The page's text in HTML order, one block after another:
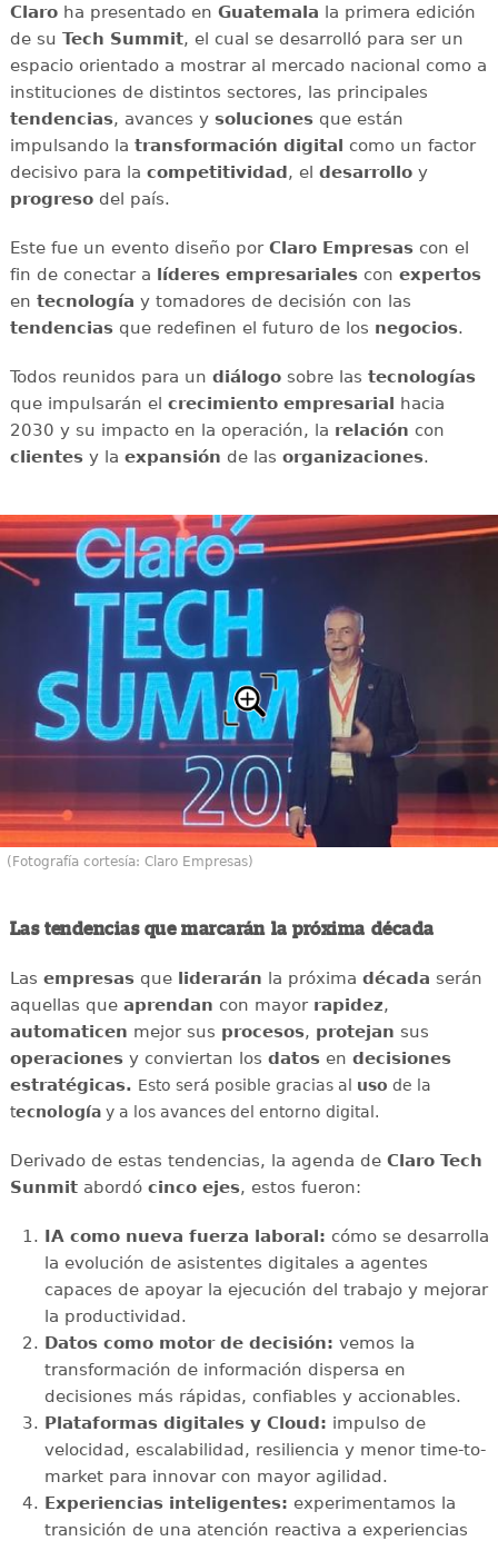
Claroha presentado en Guatemala la primera edición
de su Tech Summit, el cual se desarrolló para ser un
espacio orientado a mostrar al mercado nacional como a
instituciones de distintos sectores, las principales
tendencias, avances y solucionesque están
impulsando la transformación digital como un factor
decisivo para la competitividad, el desarrolloy
progresodel país.
Este fue un evento diseño por Claro Empresascon el
fin de conectar a líderes empresarialescon expertos
en tecnología y tomadores de decisión con las
tendenciasque redefinen el futuro de los negocios.
Todos reunidos para un diálogosobre las tecnologías
que impulsarán el crecimiento empresarial hacia
2030 y su impacto en la operación, la relación con
clientesy la expansión de las organizaciones.
(Fotografía cortesía: Claro Empresas)
Las tendencias que marcarán la próxima década
Las empresasqueliderarán la próxima década serán
aquellas queaprendan con mayor rapidez,
automaticen mejor sus procesos, protejan sus
operacionesy conviertan los datosen decisiones
estratégicas. Esto será posible gracias al uso de la
tecnologíay a los avances del entorno digital.
Derivado de estas tendencias, la agenda de Claro Tech
Sunmitabordó cinco ejes, estos fueron:
IA como nueva fuerza laboral: cómo se desarrolla
la evolución de asistentes digitales a agentes
capaces de apoyar la ejecución del trabajo y mejorar
la productividad.
Datos como motor de decisión: vemos la
transformación de información dispersa en
decisiones más rápidas, confiables y accionables.
Plataformas digitales y Cloud: impulso de
velocidad, escalabilidad, resiliencia y menor time-to-
market para innovar con mayor agilidad.
Experiencias inteligentes: experimentamos la
transición de una atención reactiva a experiencias